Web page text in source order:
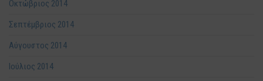
Οκτώβριος 2014
Σεπτέμβριος 2014
Αύγουστος 2014
Ιούλιος 2014